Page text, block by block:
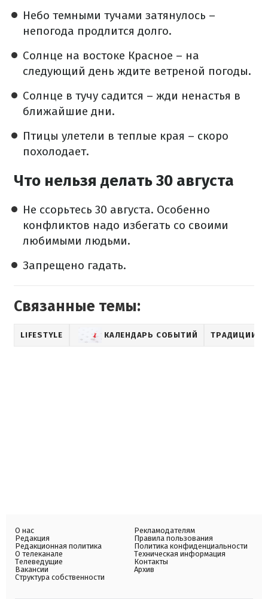
Небо темными тучами затянулось –
непогода продлится долго.
Солнце на востоке Красное – на
следующий день ждите ветреной погоды.
Солнце в тучу садится – жди ненастья в
ближайшие дни.
Птицы улетели в теплые края – скоро
похолодает.
Что нельзя делать 30 августа
Не ссорьтесь 30 августа. Особенно
конфликтов надо избегать со своими
любимыми людьми.
Запрещено гадать.
Связанные темы:
LIFESTYLE КАЛЕНДАРЬ СОБЫТИЙ ТРАДИЦИИ
О нас
Редакция
Редакционная политика
О телеканале
Телеведущие
Вакансии
Структура собственности
Рекламодателям
Правила пользования
Политика конфиденциальности
Техническая информация
Контакты
Архив